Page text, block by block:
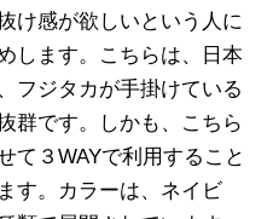
け感が欲しいという人に
します。こちらは、日本
フジタカが手掛けている
群です。しかも、こちら
て３WAYで利用すること
す。カラーは、ネイビ